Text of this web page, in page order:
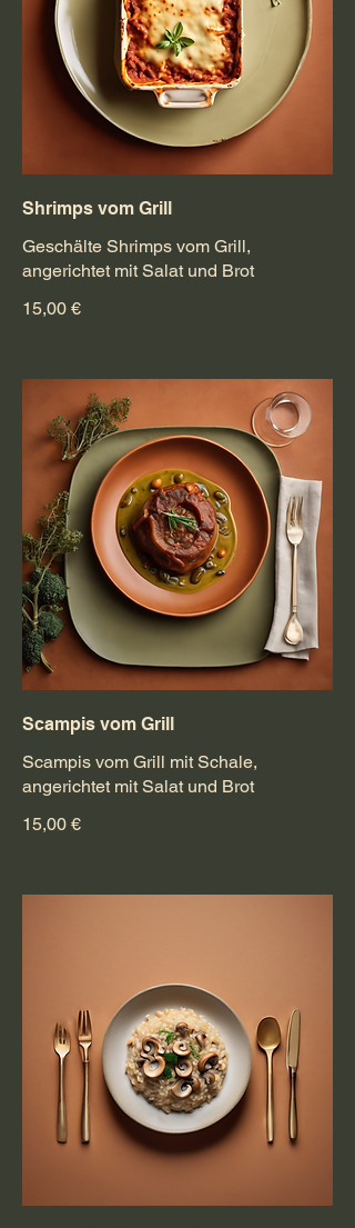
Shrimps vom Grill
Geschälte Shrimps vom Grill,
angerichtet mit Salat und Brot
15,00 €
Scampis vom Grill
Scampis vom Grill mit Schale,
angerichtet mit Salat und Brot
15,00 €